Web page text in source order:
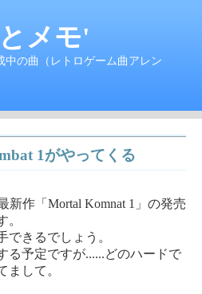
メモ'
中の曲（レトロゲーム曲アレン
1がやってくる
新作「Mortal Komnat 1」の発売
。
できるでしょう。
る予定ですが......どのハードで
まして。